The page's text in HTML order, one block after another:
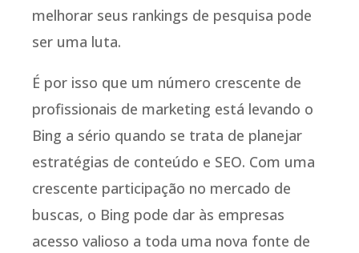
melhorar seus rankings de pesquisa pode
ser uma luta.
É por isso que um número crescente de
profissionais de marketing está levando o
Bing a sério quando se trata de planejar
estratégias de conteúdo e SEO. Com uma
crescente participação no mercado de
buscas, o Bing pode dar às empresas
acesso valioso a toda uma nova fonte de